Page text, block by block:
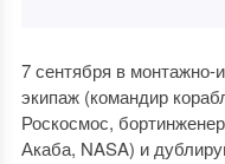
7 сентября в монтажно-
экипаж (командир
Роскосмос,
Акаба, NASA) и